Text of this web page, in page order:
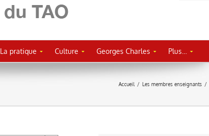
La pratique Culture Georges Charles Plus…
Accueil / Les membres enseignants /